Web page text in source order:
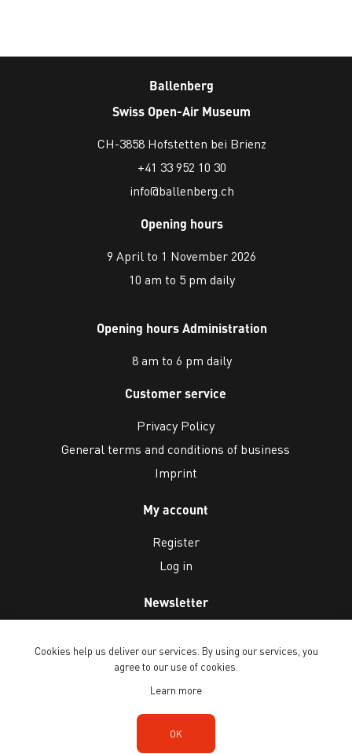
Ballenberg
Swiss Open-Air Museum
CH-3858 Hofstetten bei Brienz
+41 33 952 10 30
info@ballenberg.ch
Opening hours
9 April to 1 November 2026
10 am to 5 pm daily
Opening hours Administration
8 am to 6 pm daily
Customer service
Privacy Policy
General terms and conditions of business
Imprint
My account
Register
Log in
Newsletter
Copyright © 2026 Ballenberg Freilichtmuseum. All rights reserved.
Powered by
Cookies help us deliver our services. By using our services, you
agree to our use of cookies.
Learn more
OK